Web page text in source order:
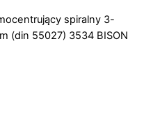
spiralny 3-
(din 55027) 3534 BISON